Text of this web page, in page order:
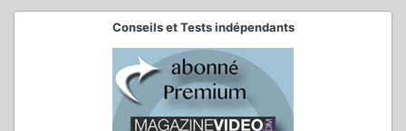
Conseils et Tests indépendants